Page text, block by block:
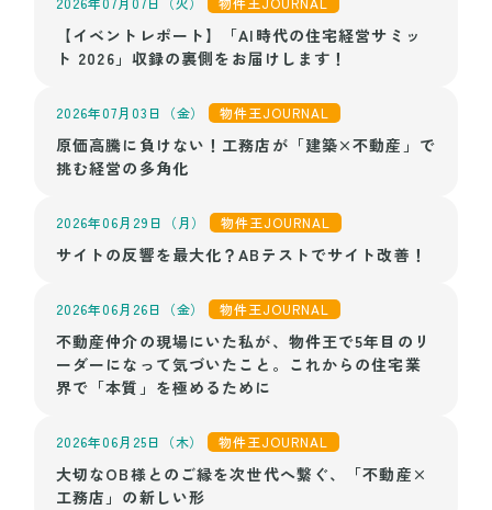
【イベントレポート】「AI時代の住宅経営サミッ
ト 2026」収録の裏側をお届けします！
2026年07月03日（金） 物件王JOURNAL
原価高騰に負けない！工務店が「建築×不動産」で
挑む経営の多角化
2026年06月29日（月） 物件王JOURNAL
サイトの反響を最大化？ABテストでサイト改善！
2026年06月26日（金） 物件王JOURNAL
不動産仲介の現場にいた私が、物件王で5年目のリ
ーダーになって気づいたこと。これからの住宅業
界で「本質」を極めるために
2026年06月25日（木） 物件王JOURNAL
大切なOB様とのご縁を次世代へ繋ぐ、「不動産×
工務店」の新しい形